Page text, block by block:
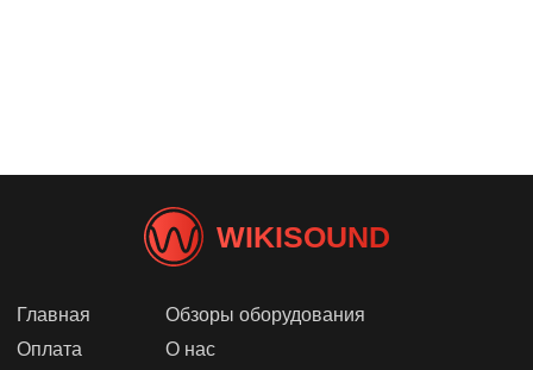
WIKISOUND
Главная
Оплата
Обзоры оборудования
О нас